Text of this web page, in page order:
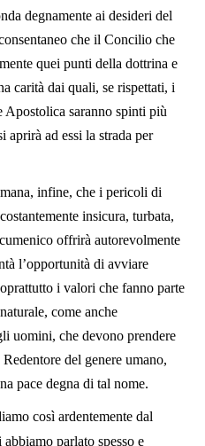
degnamente ai desideri del
che il Concilio che
quei punti della dottrina e
carità dai quali, se rispettati, i
Apostolica saranno spinti più
aprirà ad essi la strada per
infine, che i pericoli di
insicura, turbata,
offrirà autorevolmente
l’opportunità di avviare
i valori che fanno parte
come anche
uomini, che devono prendere
del genere umano,
pace degna di tal nome.
così ardentemente dal
parlato spesso e